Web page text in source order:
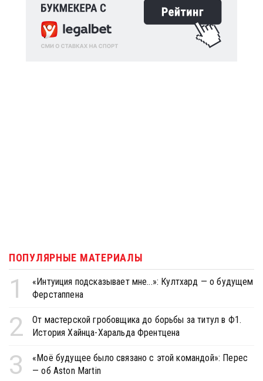
ПОПУЛЯРНЫЕ МАТЕРИАЛЫ
1
«Интуиция подсказывает мне...»: Култхард — о будущем
Ферстаппена
2
От мастерской гробовщика до борьбы за титул в Ф1.
История Хайнца-Харальда Френтцена
3
«Моё будущее было связано с этой командой»: Перес
— об Aston Martin